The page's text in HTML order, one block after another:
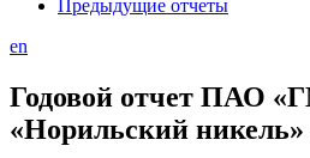
Предыдущие отчеты
en
Годовой отчет ПАО
«Норильский никель»